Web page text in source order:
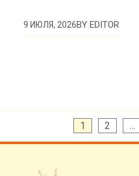
9 ИЮЛЯ, 2026BYEDITOR
Пагинация
записей
1 2 …